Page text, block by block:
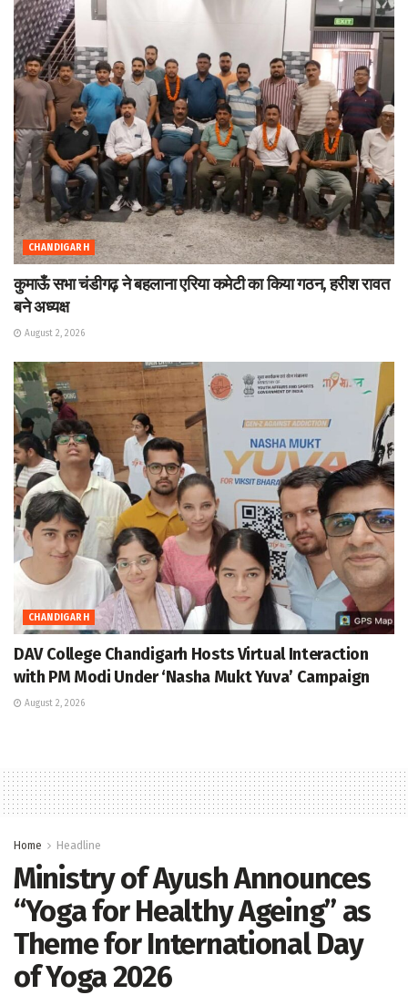
CHANDIGARH
कुमाऊँ सभा चंडीगढ़ ने बहलाना एरिया कमेटी का किया गठन, हरीश रावत
बने अध्यक्ष
August 2, 2026
CHANDIGARH
DAV College Chandigarh Hosts Virtual Interaction
with PM Modi Under ‘Nasha Mukt Yuva’ Campaign
August 2, 2026
Home Headline
Ministry of Ayush Announces
“Yoga for Healthy Ageing” as
Theme for International Day
of Yoga 2026